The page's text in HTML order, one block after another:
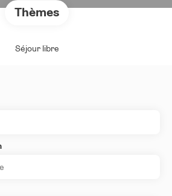
Thèmes
Séjour libre